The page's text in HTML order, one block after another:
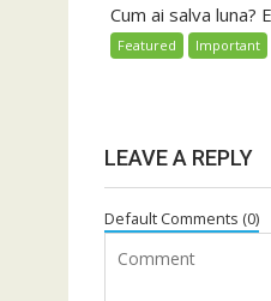
Cum ai salva luna?
Featured Important
LEAVE A REPLY
Default Comments (0)